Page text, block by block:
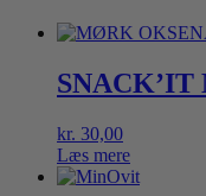
kr. 30,00
Læs mere